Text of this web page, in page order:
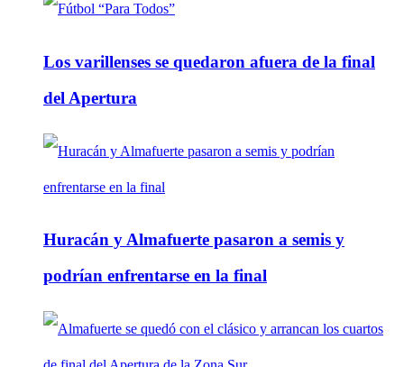
Los varillenses se quedaron afuera de la final
del Apertura
Huracán y Almafuerte pasaron a semis y
podrían enfrentarse en la final